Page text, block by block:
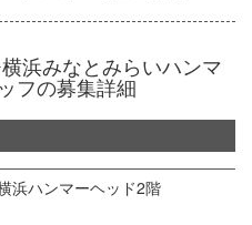
浜みなとみらいハンマ
フの募集詳細
ハンマーヘッド2階